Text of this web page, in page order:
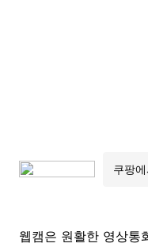
웹캠은 원활한 영상통